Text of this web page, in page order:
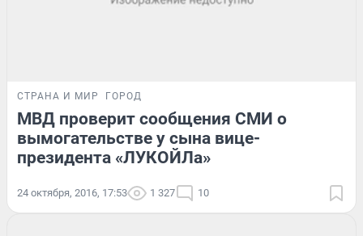
СТРАНА И МИР ГОРОД
МВД проверит сообщения СМИ о
вымогательстве у сына вице-
президента «ЛУКОЙЛа»
24 октября, 2016, 17:53 1 327 10